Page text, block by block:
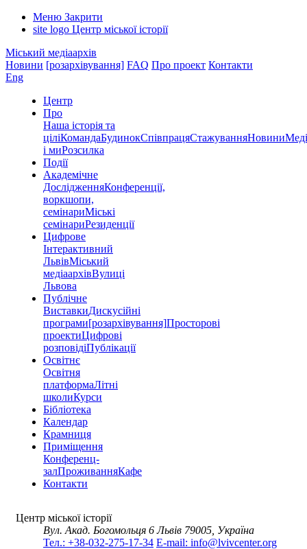
Меню Закрити
site logo Центр міської історії
Міський медіаархів
Новини [розархівування] FAQ Про проект Контакти
Eng
Центр
Про
Наша історія та
ціліКомандаБудинокСпівпрацяСтажуванняНовини
і миРозсилка
Події
Академічне
ДослідженняКонференції,
воркшопи,
семінариМіські
семінариРезиденції
Цифрове
Інтерактивний
ЛьвівМіський
медіаархівВулиці
Львова
Публічне
ВиставкиДискусійні
програми[розархівування]Просторові
проектиЦифрові
розповідіПублікації
Освітнє
Освітня
платформаЛітні
школиКурси
Бібліотека
Календар
Крамниця
Приміщення
Конференц-
залПроживанняКафе
Контакти
Центр міської історії
Вул. Акад. Богомольця 6 Львів 79005, Україна
Тел.: +38-032-275-17-34 E-mail: info@lvivcenter.org